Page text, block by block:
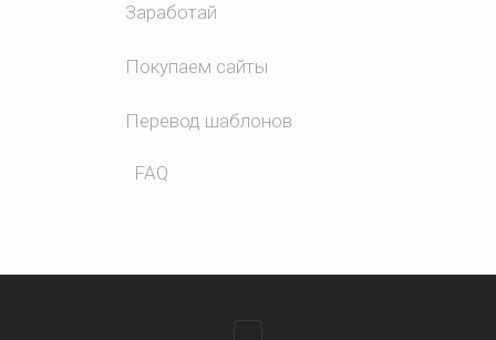
Заработай
Покупаем сайты
Перевод шаблонов
FAQ